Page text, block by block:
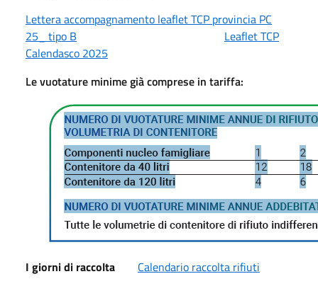
Lettera accompagnamento leaflet TCP provincia PC
25_ tipo B
Leaflet TCP
Calendasco 2025
Le vuotature minime già comprese in tariffa:
I giorni di raccolta
Calendario raccolta rifiuti